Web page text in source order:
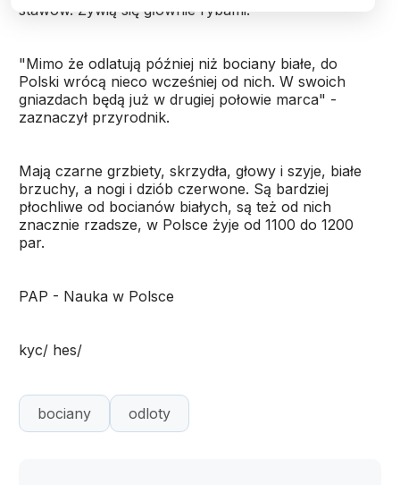
stawów. Żywią się głównie rybami.
"Mimo że odlatują później niż bociany białe, do
Polski wrócą nieco wcześniej od nich. W swoich
gniazdach będą już w drugiej połowie marca" -
zaznaczył przyrodnik.
Mają czarne grzbiety, skrzydła, głowy i szyje, białe
brzuchy, a nogi i dziób czerwone. Są bardziej
płochliwe od bocianów białych, są też od nich
znacznie rzadsze, w Polsce żyje od 1100 do 1200
par.
PAP - Nauka w Polsce
kyc/ hes/
bociany odloty